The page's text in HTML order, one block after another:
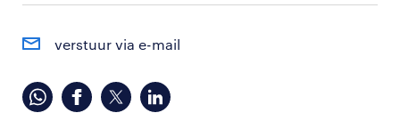
verstuur via e-mail